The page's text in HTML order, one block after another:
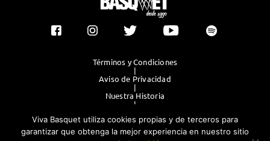
Términos y Condiciones
|
Aviso de Privacidad
|
Nuestra Historia
|
|
Publicidad
Viva Basquet utiliza cookies propias y de terceros para
garantizar que obtenga la mejor experiencia en nuestro sitio